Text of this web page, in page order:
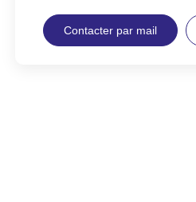
Contacter par mail